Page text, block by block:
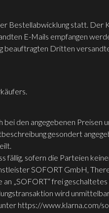
statt. Der
E-Mails empfangen
beauftragten Dritten
den angegebenen
gesondert
fällig, sofern die Parteien
SOFORT GmbH,
„SOFORT“ frei
wird
https://www.klarna.com/